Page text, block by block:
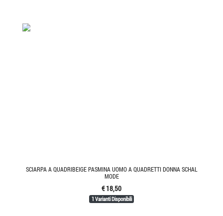
SCIARPA A QUADRIBEIGE PASMINA UOMO A QUADRETTI DONNA SCHAL
MODE
€ 18,50
1 Varianti Disponibili